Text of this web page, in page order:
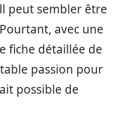
peut sembler être
avec une
fiche détaillée de
passion pour
possible de